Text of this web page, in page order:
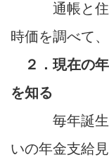
通帳と住宅
時価を調べて
２．現在の
を知る
毎年誕生日
いの年金支給